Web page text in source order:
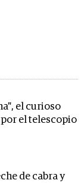
el curioso
el telescopio
de cabra y